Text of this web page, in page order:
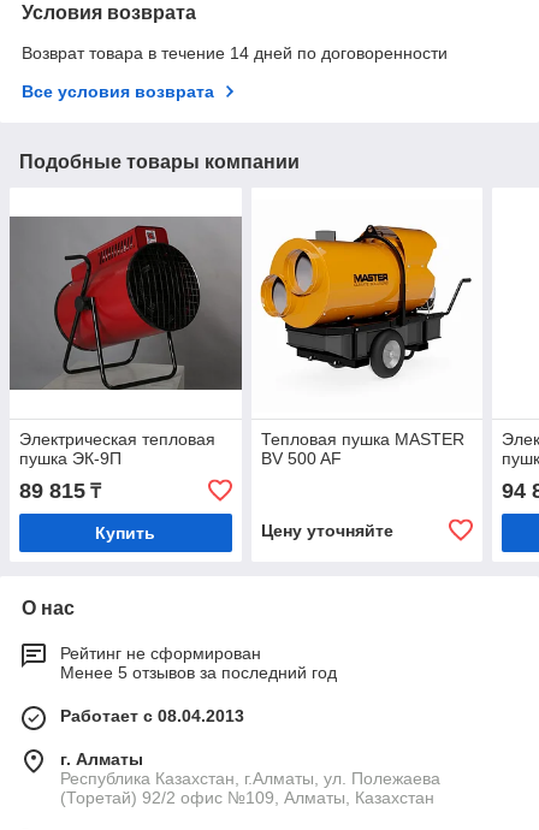
Условия возврата
Возврат товара в течение 14 дней по договоренности
Все условия возврата
Подобные товары компании
Электрическая тепловая
пушка ЭК-9П
89 815 ₸
Купить
Тепловая пушка MASTER
BV 500 AF
Цену уточняйте
94
О нас
Рейтинг не сформирован
Менее 5 отзывов за последний год
Работает с 08.04.2013
г. Алматы
Республика Казахстан, г.Алматы, ул. Полежаева
(Торетай) 92/2 офис №109, Алматы, Казахстан